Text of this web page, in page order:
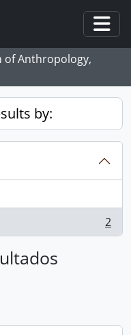
of Anthropology,
by:
2